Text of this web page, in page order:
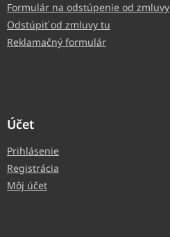
Formulár na odstúpenie od zmluvy
Odstúpiť od zmluvy tu
Reklamačný formulár
Účet
Prihlásenie
Registrácia
Môj účet